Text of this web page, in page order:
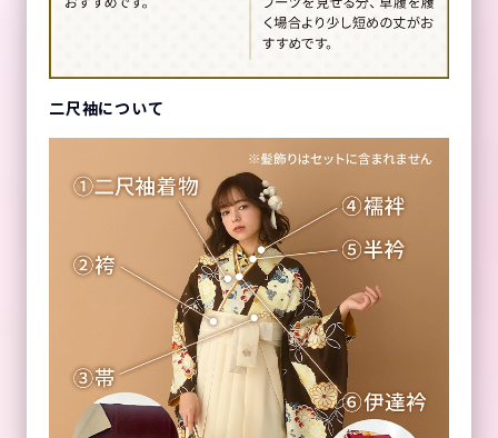
二尺袖について